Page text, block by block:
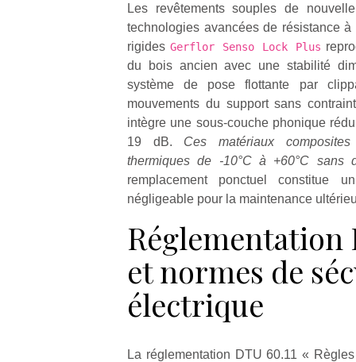
Les revêtements souples de
technologies avancées de résistance à
rigides Gerflor Senso Lock Plus
du bois ancien avec une stabilité
système de pose flottante par
mouvements du support sans
intègre une sous-couche phonique
19 dB. Ces matériaux
thermiques de -10°C à +60°C sans
remplacement ponctuel constitue
négligeable pour la maintenance
Réglementation
et normes de
électrique
La réglementation DTU 60.11 «